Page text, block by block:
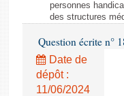
personnes
des structures
Question écrite n°
Date de
dépôt :
11/06/2024